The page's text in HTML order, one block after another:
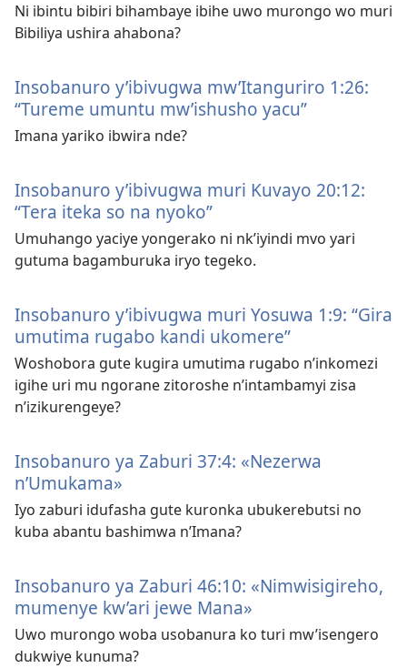
Ni ibintu bibiri bihambaye ibihe uwo murongo wo muri
Bibiliya ushira ahabona?
Insobanuro y’ibivugwa mw’Itanguriro 1:26:
“Tureme umuntu mw’ishusho yacu”
Imana yariko ibwira nde?
Insobanuro y’ibivugwa muri Kuvayo 20:12:
“Tera iteka so na nyoko”
Umuhango yaciye yongerako ni nk’iyindi mvo yari
gutuma bagamburuka iryo tegeko.
Insobanuro y’ibivugwa muri Yosuwa 1:9: “Gira
umutima rugabo kandi ukomere”
Woshobora gute kugira umutima rugabo n’inkomezi
igihe uri mu ngorane zitoroshe n’intambamyi zisa
n’izikurengeye?
Insobanuro ya Zaburi 37:4: «Nezerwa
n’Umukama»
Iyo zaburi idufasha gute kuronka ubukerebutsi no
kuba abantu bashimwa n’Imana?
Insobanuro ya Zaburi 46:10: «Nimwisigireho,
mumenye kw’ari jewe Mana»
Uwo murongo woba usobanura ko turi mw’isengero
dukwiye kunuma?